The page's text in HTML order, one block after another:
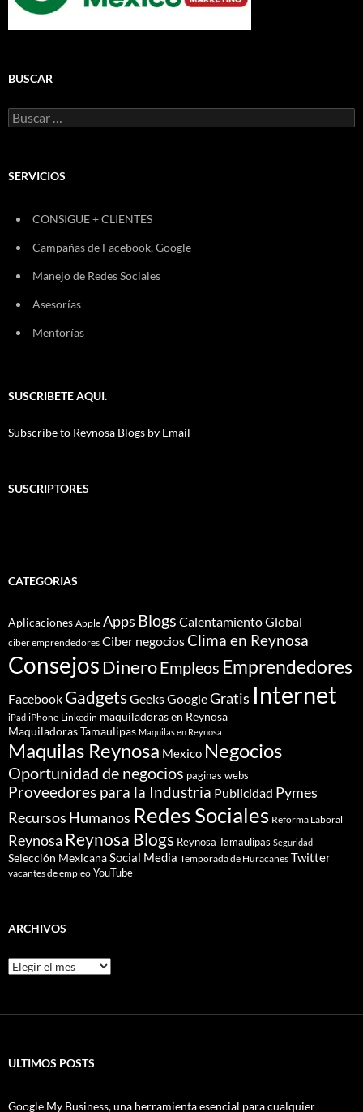
BUSCAR
Buscar:
SERVICIOS
CONSIGUE + CLIENTES
Campañas de Facebook, Google
Manejo de Redes Sociales
Asesorías
Mentorías
SUSCRIBETE AQUI.
Subscribe to Reynosa Blogs by Email
SUSCRIPTORES
CATEGORIAS
Aplicaciones Apple Apps Blogs Calentamiento Global
ciber emprendedores Ciber negociosClima en Reynosa
ConsejosDineroEmpleos Emprendedores
Facebook GadgetsGeeksGoogleGratis Internet
iPad iPhone Linkedin maquiladoras en Reynosa
Maquiladoras Tamaulipas Maquilas en Reynosa
Maquilas Reynosa Mexico Negocios
Oportunidad de negocios paginas webs
Proveedores para la Industria Publicidad Pymes
Recursos Humanos Redes Sociales Reforma Laboral
Reynosa Reynosa Blogs Reynosa Tamaulipas Seguridad
Selección MexicanaSocial Media Temporada de Huracanes Twitter
vacantes de empleo YouTube
ARCHIVOS
Archivos
ULTIMOS POSTS
Google My Business, una herramienta esencial para cualquier